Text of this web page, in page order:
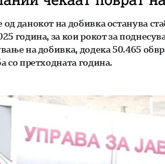
данокот на добивка останува
година, за кои рокот за
на добивка, додека 50.465
со претходната година.